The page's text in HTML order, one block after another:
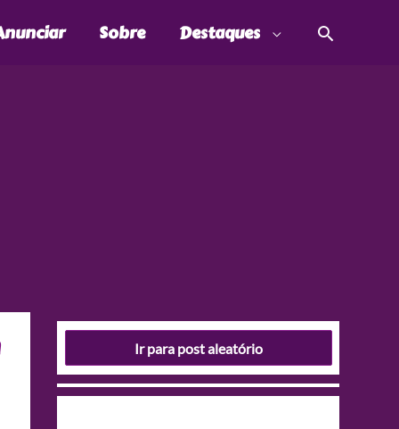
Sobre Destaques
Ir para post aleatório